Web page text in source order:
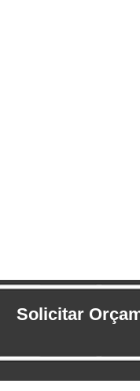
DESCRIÇÃO
Solicitar